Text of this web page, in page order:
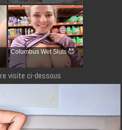
Columbus Wet Sluts 😈
visite ci-dessous